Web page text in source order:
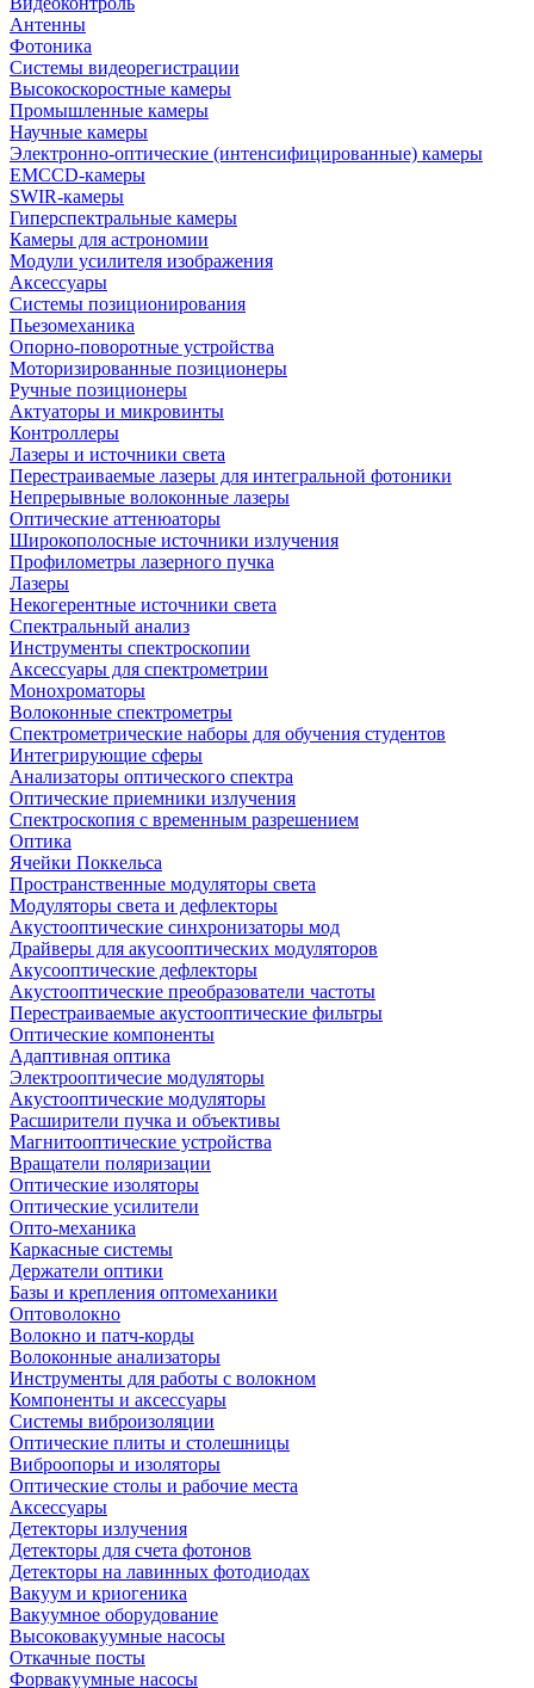
Антенны
Фотоника
Cистемы видеорегистрации
Высокоскоростные камеры
Промышленные камеры
Научные камеры
Электронно-оптические (интенсифицированные) камеры
EMCCD-камеры
SWIR-камеры
Гиперспектральные камеры
Камеры для астрономии
Модули усилителя изображения
Аксессуары
Системы позиционирования
Пьезомеханика
Опорно-поворотные устройства
Моторизированные позиционеры
Ручные позиционеры
Актуаторы и микровинты
Контроллеры
Лазеры и источники света
Перестраиваемые лазеры для интегральной фотоники
Непрерывные волоконные лазеры
Оптические аттенюаторы
Широкополосные источники излучения
Профилометры лазерного пучка
Лазеры
Некогерентные источники света
Спектральный анализ
Инструменты спектроскопии
Аксессуары для спектрометрии
Монохроматоры
Волоконные спектрометры
Спектрометрические наборы для обучения студентов
Интегрирующие сферы
Анализаторы оптического спектра
Оптические приемники излучения
Спектроскопия с временным разрешением
Оптика
Ячейки Поккельса
Пространственные модуляторы света
Модуляторы света и дефлекторы
Акустооптические синхронизаторы мод
Драйверы для акусооптических модуляторов
Акусооптические дефлекторы
Акустооптические преобразователи частоты
Перестраиваемые акустооптические фильтры
Оптические компоненты
Адаптивная оптика
Электрооптичесие модуляторы
Акустооптические модуляторы
Расширители пучка и объективы
Магнитооптические устройства
Вращатели поляризации
Оптические изоляторы
Оптические усилители
Опто-механика
Каркасные системы
Держатели оптики
Базы и крепления оптомеханики
Оптоволокно
Волокно и патч-корды
Волоконные анализаторы
Инструменты для работы с волокном
Компоненты и аксессуары
Системы виброизоляции
Оптические плиты и столешницы
Виброопоры и изоляторы
Оптические столы и рабочие места
Аксессуары
Детекторы излучения
Детекторы для счета фотонов
Детекторы на лавинных фотодиодах
Вакуум и криогеника
Вакуумное оборудование
Высоковакуумные насосы
Откачные посты
Форвакуумные насосы